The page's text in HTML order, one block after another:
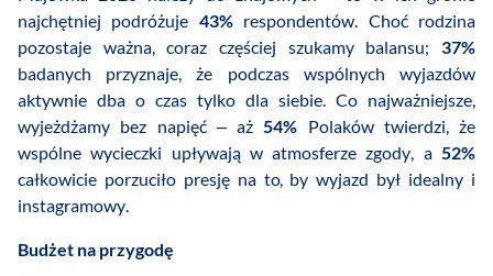
najchętniej podróżuje 43%respondentów. Choć rodzina
pozostaje ważna, coraz częściej szukamy balansu; 37%
badanych przyznaje, że podczas wspólnych wyjazdów
aktywnie dba o czas tylko dla siebie. Co najważniejsze,
wyjeżdżamy bez napięć – aż54% Polaków twierdzi, że
wspólne wycieczki upływają w atmosferze zgody, a 52%
całkowicie porzuciło presję na to, by wyjazd był idealny i
instagramowy.
Budżet na przygodę